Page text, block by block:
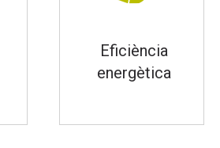
Eficiència
energètica